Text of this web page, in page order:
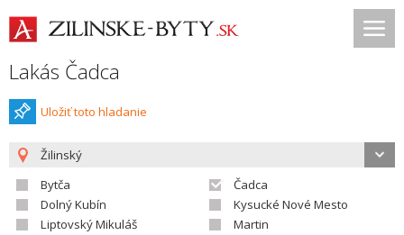
Lakás Čadca
Uložiť toto hladanie
Žilinský
Bytča
Čadca
Dolný Kubín
Kysucké Nové Mesto
Liptovský Mikuláš
Martin